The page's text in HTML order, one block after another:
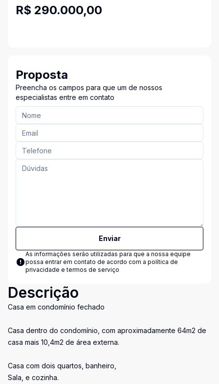
R$ 290.000,00
Proposta
Preencha os campos para que um de nossos
especialistas entre em contato
Enviar
As informações serão utilizadas para que a nossa equipe
possa entrar em contato de acordo com a política de
privacidade e termos de serviço
Descrição
Casa em condomínio fechado
Casa dentro do condomínio, com aproximadamente 64m2 de
casa mais 10,4m2 de área externa.
Casa com dois quartos, banheiro,
Sala, e cozinha.